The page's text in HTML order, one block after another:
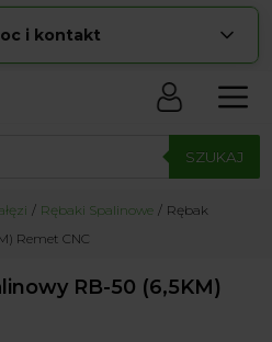
i kontakt
pokaż numer
pokaż numer
pokaż e-mail
SZUKAJ
Rębaki Spalinowe
Rębak
Remet CNC
RB-50 (6,5KM)